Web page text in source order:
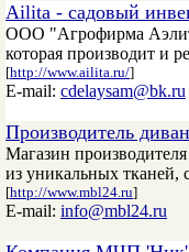
Ailita - садовый
ООО "Агрофирма
которая производит и
[http://www.ailita.ru/]
E-mail: cdelaysam@bk.ru
Производитель
Магазин
из уникальных тканей,
[http://www.mbl24.ru]
E-mail: info@mbl24.ru